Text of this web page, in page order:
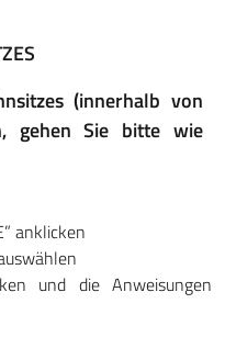
(innerhalb von
gehen Sie bitte wie
anklicken
und die Anweisungen